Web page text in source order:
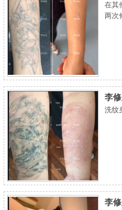
疤痕
在其
两次
李
痕
洗纹
李